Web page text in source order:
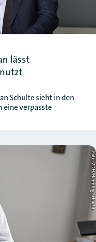
lässt
Schulte sieht in den
eine verpasste
Foto: ZDH/Henning Schacht